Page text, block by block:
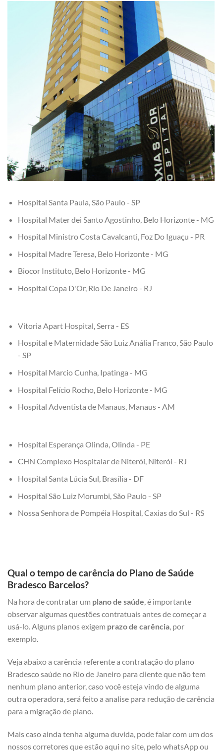
Hospital Santa Paula, São Paulo - SP
Hospital Mater dei Santo Agostinho, Belo Horizonte - MG
Hospital Ministro Costa Cavalcanti, Foz Do Iguaçu - PR
Hospital Madre Teresa, Belo Horizonte - MG
Biocor Instituto, Belo Horizonte - MG
Hospital Copa D'Or, Rio De Janeiro - RJ
Vitoria Apart Hospital, Serra - ES
Hospital e Maternidade São Luiz Anália Franco, São Paulo
- SP
Hospital Marcio Cunha, Ipatinga - MG
Hospital Felício Rocho, Belo Horizonte - MG
Hospital Adventista de Manaus, Manaus - AM
Hospital Esperança Olinda, Olinda - PE
CHN Complexo Hospitalar de Niterói, Niterói - RJ
Hospital Santa Lúcia Sul, Brasília - DF
Hospital São Luiz Morumbi, São Paulo - SP
Nossa Senhora de Pompéia Hospital, Caxias do Sul - RS
Qual o tempo de carência do Plano de Saúde
Bradesco Barcelos?
Na hora de contratar um plano de saúde, é importante
observar algumas questões contratuais antes de começar a
usá-lo. Alguns planos exigem prazo de carência, por
exemplo.
Veja abaixo a carência referente a contratação do plano
Bradesco saúde no Rio de Janeiro para cliente que não tem
nenhum plano anterior, caso você esteja vindo de alguma
outra operadora, será feito a analise para redução de carência
para a migração de plano.
Mais caso ainda tenha alguma duvida, pode falar com um dos
nossos corretores que estão aqui no site, pelo whatsApp ou